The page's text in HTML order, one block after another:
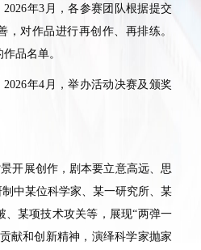
2026年3 月，各参赛团队根据提交
，对作品进行再创作、再排练。
品名单。
2026年4 月，举办活动决赛及颁奖
开展创作，剧本要立意高远、思
制中某位科学家、某一研究所、某
、某项技术攻关等，展现“两弹一
献和创新精神，演绎科学家抛家